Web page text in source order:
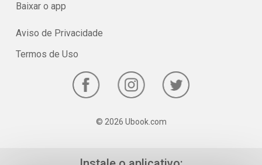
Baixar o app
Aviso de Privacidade
Termos de Uso
© 2026 Ubook.com